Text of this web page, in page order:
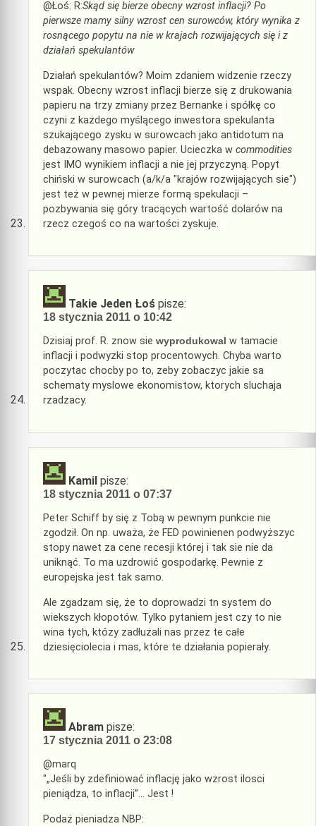
@Łoś: R:Skąd się bierze obecny wzrost inflacji? Po
pierwsze mamy silny wzrost cen surowców, który wynika z
rosnącego popytu na nie w krajach rozwijających się i z
działań spekulantów
Działań spekulantów? Moim zdaniem widzenie rzeczy
wspak. Obecny wzrost inflacji bierze się z drukowania
papieru na trzy zmiany przez Bernanke i spółkę co
czyni z każdego myślącego inwestora spekulanta
szukającego zysku w surowcach jako antidotum na
debazowany masowo papier. Ucieczka w commodities
jest IMO wynikiem inflacji a nie jej przyczyną. Popyt
chiński w surowcach (a/k/a "krajów rozwijających sie")
jest też w pewnej mierze formą spekulacji –
pozbywania się góry tracących wartość dolarów na
rzecz czegoś co na wartości zyskuje.
Takie Jeden Łoś pisze:
18 stycznia 2011 o 10:42
Dzisiaj prof. R. znow sie wyprodukowal w tamacie
inflacji i podwyzki stop procentowych. Chyba warto
poczytac chocby po to, zeby zobaczyc jakie sa
schematy myslowe ekonomistow, ktorych sluchaja
rzadzacy.
Kamil pisze:
18 stycznia 2011 o 07:37
Peter Schiff by się z Tobą w pewnym punkcie nie
zgodził. On np. uważa, że FED powinienen podwyższyc
stopy nawet za cene recesji której i tak sie nie da
uniknąć. To ma uzdrowić gospodarkę. Pewnie z
europejska jest tak samo.
Ale zgadzam się, że to doprowadzi tn system do
wiekszych kłopotów. Tylko pytaniem jest czy to nie
wina tych, któzy zadłużali nas przez te całe
dziesięciolecia i mas, które te działania popierały.
Abram pisze:
17 stycznia 2011 o 23:08
@marq
"„Jeśli by zdefiniować inflację jako wzrost ilosci
pieniądza, to inflacji”… Jest !
Podaż pieniadza NBP: